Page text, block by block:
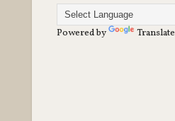
Powered by Translate